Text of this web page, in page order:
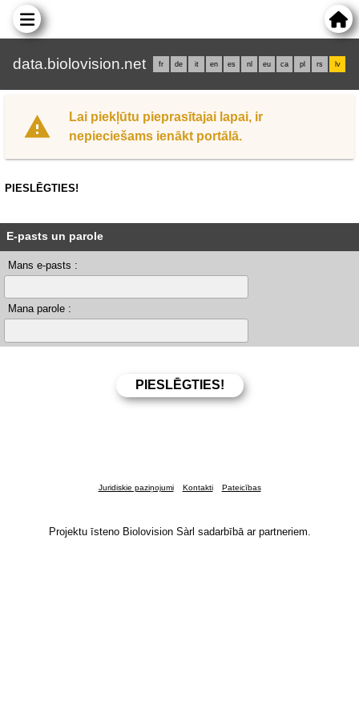
data.biolovision.net fr de it en es nl eu ca pl rs lv
Lai piekļūtu pieprasītajai lapai, ir
nepieciešams ienākt portālā.
PIESLĒGTIES!
E-pasts un parole
Mans e-pasts :
Mana parole :
Juridiskie paziņojumi Kontakti Pateicības
Projektu īsteno Biolovision Sàrl sadarbībā ar partneriem.